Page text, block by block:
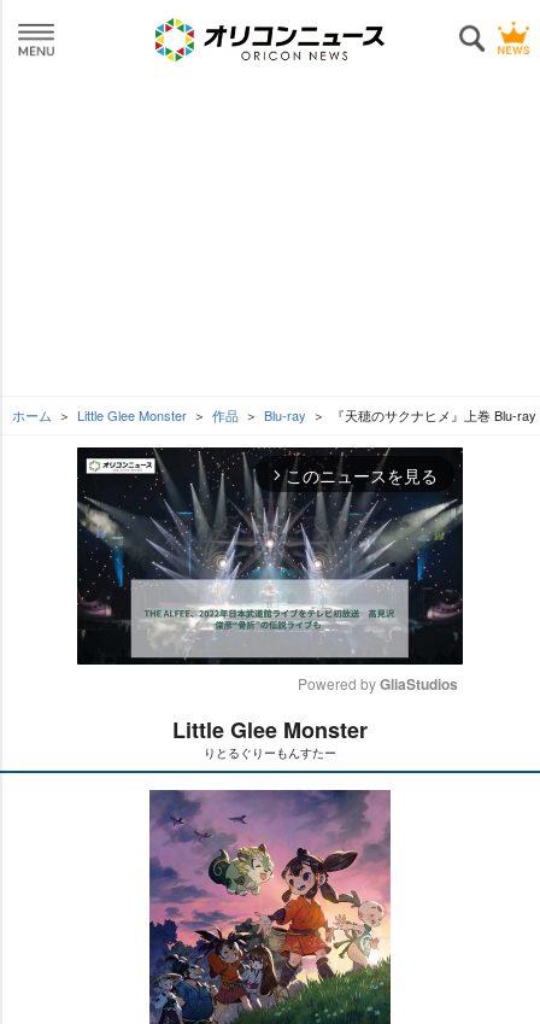
ホーム Little Glee Monster 作品 Blu-ray 『天穂のサクナヒメ』上巻 Blu-ray
arrow_forward_ios このニュースを見る
t
Powered by GliaStudios
Little Glee Monster
りとるぐりーもんすたー